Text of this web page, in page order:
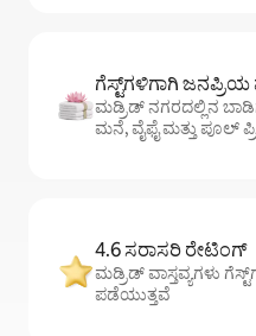
ಗೆಸ್ಟ್‌ಗಳಿಗಾಗಿ
ಮಡ್ರಿಡ್ ನಗರದಲ್ಲಿನ
ಮನೆ, ವೈಫೈ ಮತ್ತು ಪೂಲ್
4.6 ಸರಾಸರಿ ರೇಟಿಂಗ್
ಮಡ್ರಿಡ್ ವಾಸ್ತವ್ಯಗಳು
ಪಡೆಯುತ್ತವೆ